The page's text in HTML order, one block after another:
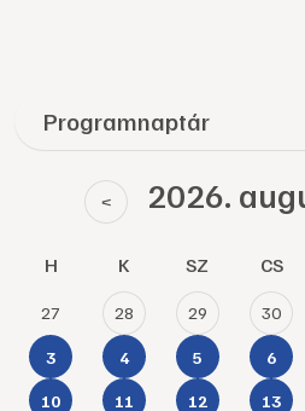
Programnaptár
< 2026.
H K SZ CS
27 28 29 30
3 4 5 6
10 11 12 13